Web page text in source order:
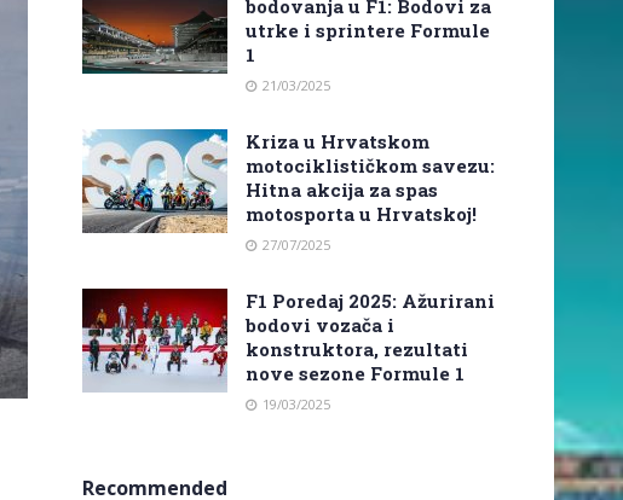
bodovanja u F1: Bodovi za
utrke i sprintere Formule
1
21/03/2025
Kriza u Hrvatskom
motociklističkom savezu:
Hitna akcija za spas
motosporta u Hrvatskoj!
27/07/2025
F1 Poredaj 2025: Ažurirani
bodovi vozača i
konstruktora, rezultati
nove sezone Formule 1
19/03/2025
Recommended